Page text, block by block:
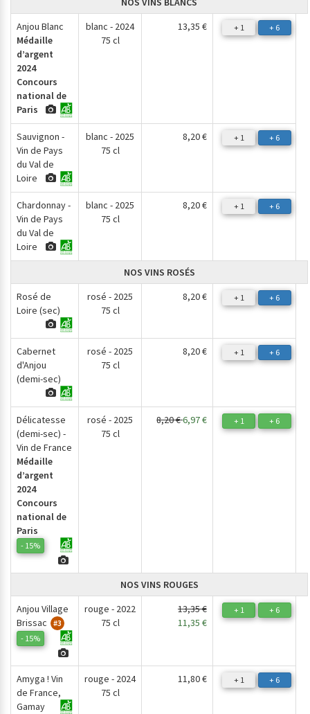
Anjou Blanc
Médaille
d’argent
2024
Concours
national de
Paris
blanc - 2024
75 cl
13,35 € + 1 + 6
Sauvignon -
Vin de Pays
du Val de
Loire
blanc - 2025
75 cl
8,20 € + 1 + 6
Chardonnay -
Vin de Pays
du Val de
Loire
blanc - 2025
75 cl
8,20 € + 1 + 6
NOS VINS ROSÉS
Rosé de
Loire (sec)
rosé - 2025
75 cl
8,20 € + 1 + 6
Cabernet
d'Anjou
(demi-sec)
rosé - 2025
75 cl
8,20 € + 1 + 6
Délicatesse
(demi-sec) -
Vin de France
Médaille
d’argent
2024
Concours
national de
Paris
- 15%
rosé - 2025
75 cl
8,20 €6,97 € + 1 + 6
NOS VINS ROUGES
Anjou Village
Brissac
#3
- 15%
rouge - 2022
75 cl
13,35 €
11,35 €
+ 1 + 6
Amyga ! Vin
de France,
Gamay
rouge - 2024
75 cl
11,80 € + 1 + 6